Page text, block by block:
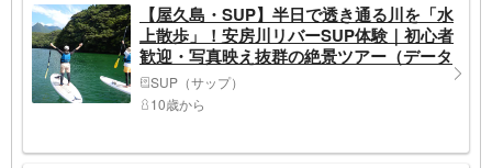
【屋久島・SUP】半日で透き通る川を「水
上散歩」！安房川リバーSUP体験｜初心者
歓迎・写真映え抜群の絶景ツアー（データ
付）
SUP（サップ）
10歳から